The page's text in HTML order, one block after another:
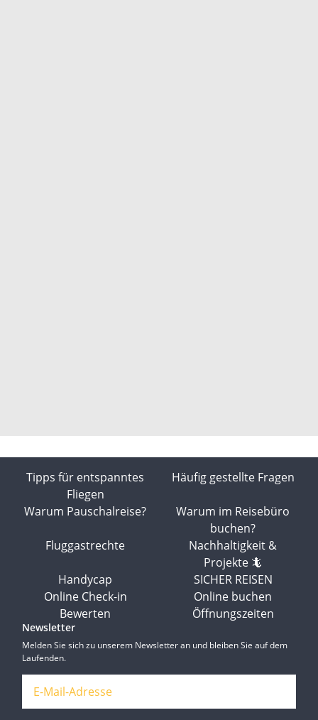
Tipps für entspanntes
Fliegen
Häufig gestellte Fragen
Warum Pauschalreise?
Warum im Reisebüro
buchen?
Fluggastrechte
Nachhaltigkeit &
Projekte 🦎
Handycap
SICHER REISEN
Online Check-in
Online buchen
Bewerten
Öffnungszeiten
Newsletter
Melden Sie sich zu unserem Newsletter an und bleiben Sie auf dem
Laufenden.